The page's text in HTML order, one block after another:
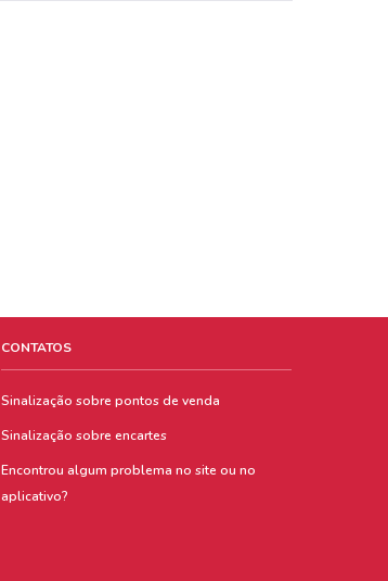
CONTATOS
Sinalização sobre pontos de venda
Sinalização sobre encartes
Encontrou algum problema no site ou no
aplicativo?